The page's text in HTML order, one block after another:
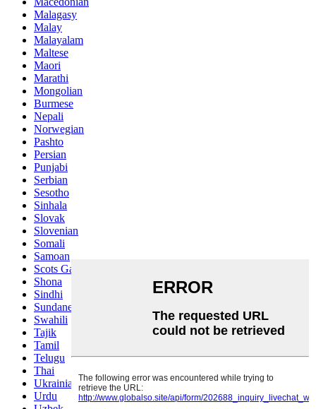
Malagasy
Malay
Malayalam
Maltese
Maori
Marathi
Mongolian
Burmese
Nepali
Norwegian
Pashto
Persian
Punjabi
Serbian
Sesotho
Sinhala
Slovak
Slovenian
Somali
Samoan
Scots Gaelic
Shona
Sindhi
Sundanese
Swahili
Tajik
Tamil
Telugu
Thai
Ukrainian
Urdu